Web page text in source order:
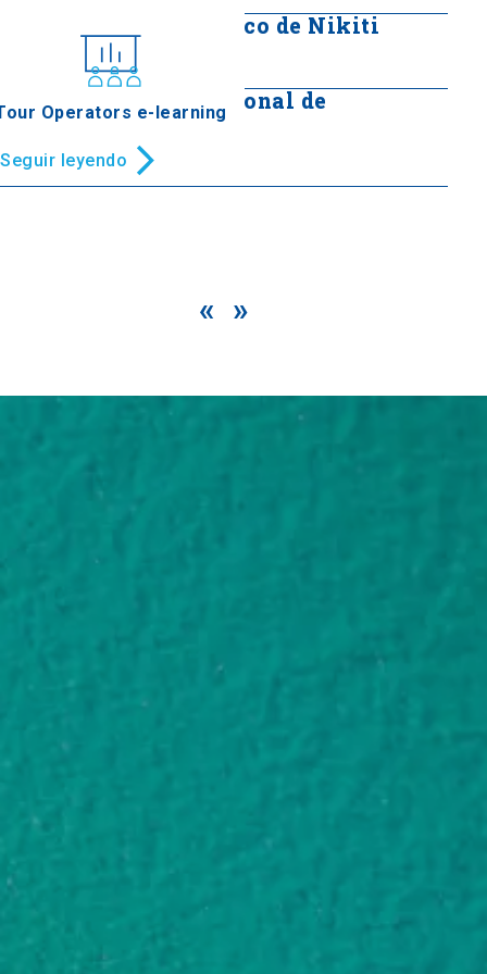
Operators e-learning
Asentamiento histórico de Nikiti
Seguir leyendo
Asentamiento tradicional de
Arkochori
Seguir leyendo
« »